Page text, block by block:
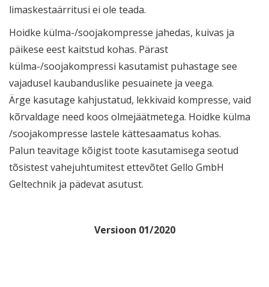
limaskestaärritusi ei ole teada.
Hoidke külma-/soojakompresse jahedas, kuivas ja
päikese eest kaitstud kohas. Pärast
külma-/soojakompressi kasutamist puhastage see
vajadusel kaubanduslike pesuainete ja veega.
Ärge kasutage kahjustatud, lekkivaid kompresse, vaid
kõrvaldage need koos olmejäätmetega. Hoidke külma
/soojakompresse lastele kättesaamatus kohas.
Palun teavitage kõigist toote kasutamisega seotud
tõsistest vahejuhtumitest ettevõtet Gello GmbH
Geltechnik ja pädevat asutust.
Versioon 01/2020